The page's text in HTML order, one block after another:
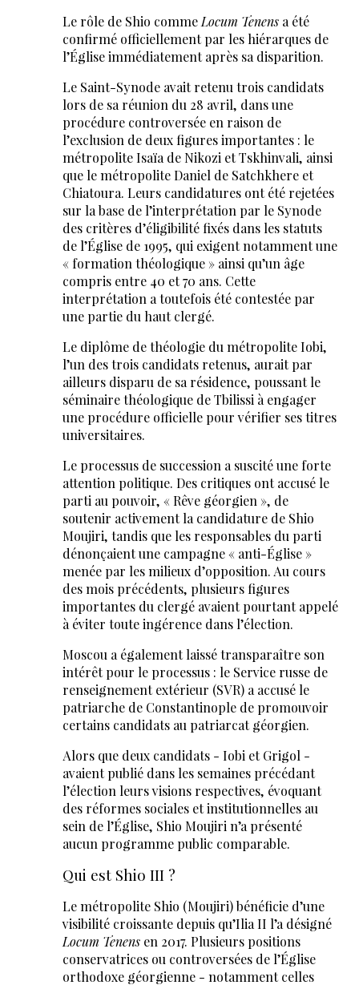
Le rôle de Shio comme Locum Tenensa été
confirmé officiellement par les hiérarques de
l’Église immédiatement après sa disparition.
Le Saint-Synode avait retenu trois candidats
lors de sa réunion du 28 avril, dans une
procédure controversée en raison de
l’exclusion de deux figures importantes : le
métropolite Isaïa de Nikozi et Tskhinvali, ainsi
que le métropolite Daniel de Satchkhere et
Chiatoura. Leurs candidatures ont été rejetées
sur la base de l’interprétation par le Synode
des critères d’éligibilité fixés dans les statuts
de l’Église de 1995, qui exigent notamment une
« formation théologique » ainsi qu’un âge
compris entre 40 et 70 ans. Cette
interprétation a toutefois été contestée par
une partie du haut clergé.
Le diplôme de théologie du métropolite Iobi,
l’un des trois candidats retenus, aurait par
ailleurs disparu de sa résidence, poussant le
séminaire théologique de Tbilissi à engager
une procédure officielle pour vérifier ses titres
universitaires.
Le processus de succession a suscité une forte
attention politique. Des critiques ont accusé le
parti au pouvoir, « Rêve géorgien », de
soutenir activement la candidature de Shio
Moujiri, tandis que les responsables du parti
dénonçaient une campagne « anti-Église »
menée par les milieux d’opposition. Au cours
des mois précédents, plusieurs figures
importantes du clergé avaient pourtant appelé
à éviter toute ingérence dans l’élection.
Moscou a également laissé transparaître son
intérêt pour le processus : le Service russe de
renseignement extérieur (SVR) a accusé le
patriarche de Constantinople de promouvoir
certains candidats au patriarcat géorgien.
Alors que deux candidats - Iobi et Grigol -
avaient publié dans les semaines précédant
l’élection leurs visions respectives, évoquant
des réformes sociales et institutionnelles au
sein de l’Église, Shio Moujiri n’a présenté
aucun programme public comparable.
Qui est Shio III ?
Le métropolite Shio (Moujiri) bénéficie d’une
visibilité croissante depuis qu’Ilia II l’a désigné
Locum Tenensen 2017. Plusieurs positions
conservatrices ou controversées de l’Église
orthodoxe géorgienne - notamment celles